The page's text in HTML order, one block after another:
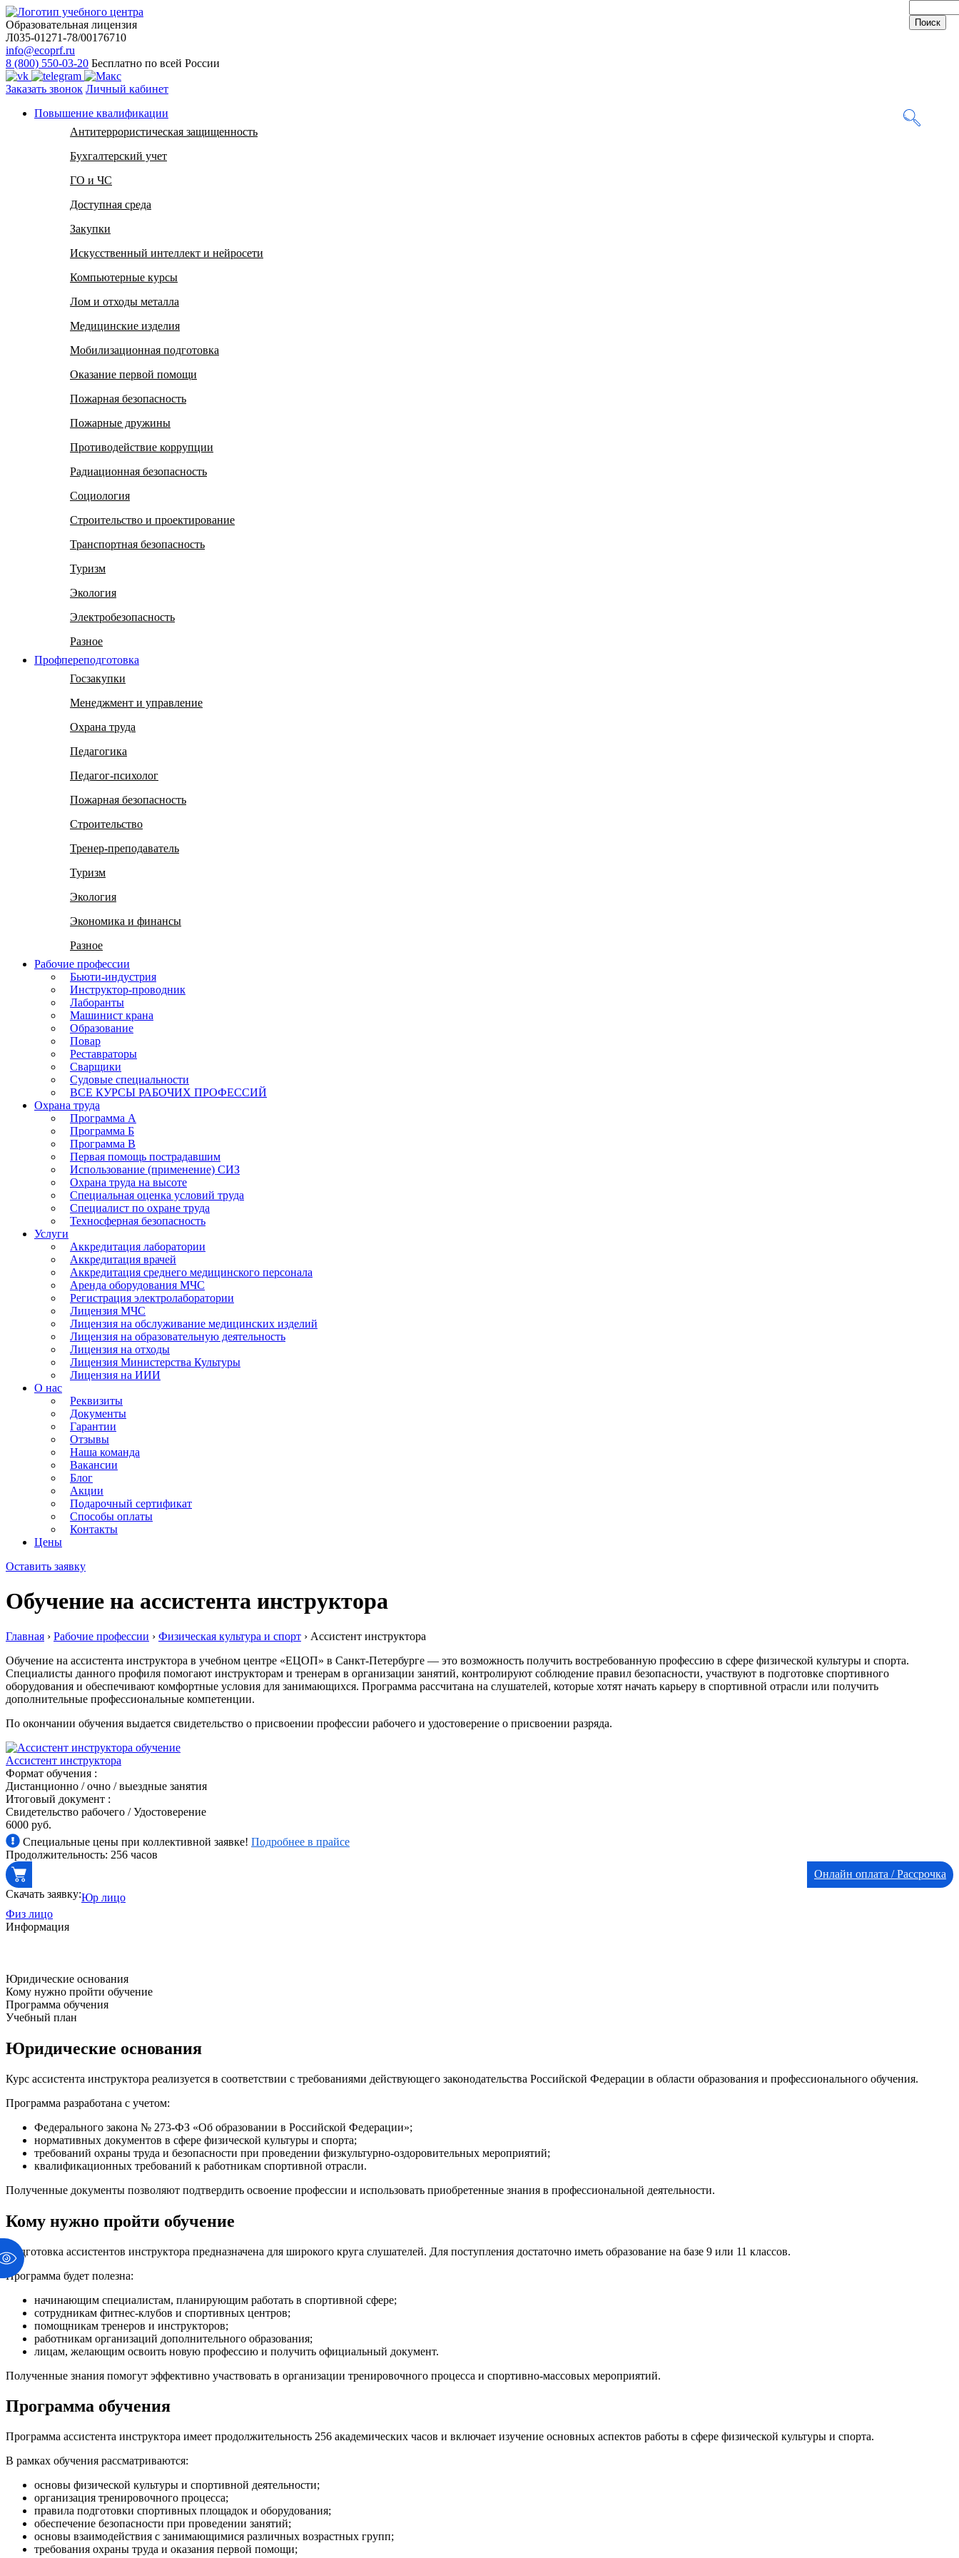
Образовательная лицензия
Л035-01271-78/00176710
info@ecoprf.ru
8 (800) 550-03-20 Бесплатно по всей России
Заказать звонок Личный кабинет
Повышение квалификации
Антитеррористическая защищенность
Бухгалтерский учет
ГО и ЧС
Доступная среда
Закупки
Искусственный интеллект и нейросети
Компьютерные курсы
Лом и отходы металла
Медицинские изделия
Мобилизационная подготовка
Оказание первой помощи
Пожарная безопасность
Пожарные дружины
Противодействие коррупции
Радиационная безопасность
Социология
Строительство и проектирование
Транспортная безопасность
Туризм
Экология
Электробезопасность
Разное
Профпереподготовка
Госзакупки
Менеджмент и управление
Охрана труда
Педагогика
Педагог-психолог
Пожарная безопасность
Строительство
Тренер-преподаватель
Туризм
Экология
Экономика и финансы
Разное
Рабочие профессии
Бьюти-индустрия
Инструктор-проводник
Лаборанты
Машинист крана
Образование
Повар
Реставраторы
Сварщики
Судовые специальности
ВСЕ КУРСЫ РАБОЧИХ ПРОФЕССИЙ
Охрана труда
Программа А
Программа Б
Программа В
Первая помощь пострадавшим
Использование (применение) СИЗ
Охрана труда на высоте
Специальная оценка условий труда
Специалист по охране труда
Техносферная безопасность
Услуги
Аккредитация лаборатории
Аккредитация врачей
Аккредитация среднего медицинского персонала
Аренда оборудования МЧС
Регистрация электролаборатории
Лицензия МЧС
Лицензия на обслуживание медицинских изделий
Лицензия на образовательную деятельность
Лицензия на отходы
Лицензия Министерства Культуры
Лицензия на ИИИ
О нас
Реквизиты
Документы
Гарантии
Отзывы
Наша команда
Вакансии
Блог
Акции
Подарочный сертификат
Способы оплаты
Контакты
Цены
Оставить заявку
Обучение на ассистента инструктора
Главная › Рабочие профессии › Физическая культура и спорт › Ассистент инструктора
Обучение на ассистента инструктора в учебном центре «ЕЦОП» в Санкт-Петербурге — это возможность получить востребованную профессию в сфере физической культуры и спорта.
Специалисты данного профиля помогают инструкторам и тренерам в организации занятий, контролируют соблюдение правил безопасности, участвуют в подготовке спортивного
оборудования и обеспечивают комфортные условия для занимающихся. Программа рассчитана на слушателей, которые хотят начать карьеру в спортивной отрасли или получить
дополнительные профессиональные компетенции.
По окончании обучения выдается свидетельство о присвоении профессии рабочего и удостоверение о присвоении разряда.
Ассистент инструктора
Формат обучения :
Дистанционно / очно / выездные занятия
Итоговый документ :
Свидетельство рабочего / Удостоверение
6000 руб.
Специальные цены при коллективной заявке! Подробнее в прайсе
Продолжительность: 256 часов
Онлайн оплата / Рассрочка
Скачать заявку:Юр лицо
Физ лицо
Информация
Юридические основания
Кому нужно пройти обучение
Программа обучения
Учебный план
Юридические основания
Курс ассистента инструктора реализуется в соответствии с требованиями действующего законодательства Российской Федерации в области образования и профессионального обучения.
Программа разработана с учетом:
Федерального закона № 273-ФЗ «Об образовании в Российской Федерации»;
нормативных документов в сфере физической культуры и спорта;
требований охраны труда и безопасности при проведении физкультурно-оздоровительных мероприятий;
квалификационных требований к работникам спортивной отрасли.
Полученные документы позволяют подтвердить освоение профессии и использовать приобретенные знания в профессиональной деятельности.
Кому нужно пройти обучение
Подготовка ассистентов инструктора предназначена для широкого круга слушателей. Для поступления достаточно иметь образование на базе 9 или 11 классов.
Программа будет полезна:
начинающим специалистам, планирующим работать в спортивной сфере;
сотрудникам фитнес-клубов и спортивных центров;
помощникам тренеров и инструкторов;
работникам организаций дополнительного образования;
лицам, желающим освоить новую профессию и получить официальный документ.
Полученные знания помогут эффективно участвовать в организации тренировочного процесса и спортивно-массовых мероприятий.
Программа обучения
Программа ассистента инструктора имеет продолжительность 256 академических часов и включает изучение основных аспектов работы в сфере физической культуры и спорта.
В рамках обучения рассматриваются:
основы физической культуры и спортивной деятельности;
организация тренировочного процесса;
правила подготовки спортивных площадок и оборудования;
обеспечение безопасности при проведении занятий;
основы взаимодействия с занимающимися различных возрастных групп;
требования охраны труда и оказания первой помощи;